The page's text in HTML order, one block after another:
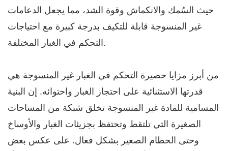
حيث السُمك والانكماش وقوة الشد، مما يجعل الدعامات
غير المنسوجة قابلة للتكيف بدرجة كبيرة مع احتياجات
التحكم في الغبار المختلفة. ​
من أبرز مزايا حصيرة التحكم في الغبار غير المنسوجة هي
قدرتها الاستثنائية على احتجاز الغبار واحتوائه. إن البنية
المسامية للمادة غير المنسوجة تخلق شبكة من المساحات
الصغيرة التي تلتقط وتحتفظ بجزيئات الغبار والأوساخ
وحتى الحطام الصغير بشكل فعال. على عكس بعض